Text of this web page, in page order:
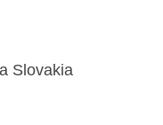
Slovakia